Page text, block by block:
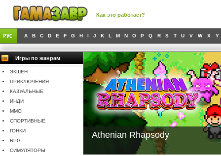
Как это работает?
A B C D E F G H I J K L M N O P Q R S T U V W X Y
Игры по жанрам
ЭКШЕН
ПРИКЛЮЧЕНИЯ
КАЗУАЛЬНЫЕ
ИНДИ
MMO
СПОРТИВНЫЕ
ГОНКИ
RPG
СИМУЛЯТОРЫ
Athenian Rhapsody